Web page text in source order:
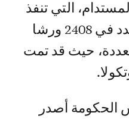
التي تنفذ
على صعيد الجهة والمحدد في 2408 ورشا
حيث قد تمت
الحكومة أصدر